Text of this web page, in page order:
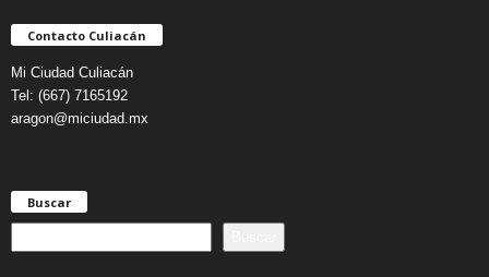
Contacto Culiacán
Mi Ciudad Culiacán
Tel: (667) 7165192
aragon@miciudad.mx
Buscar
u